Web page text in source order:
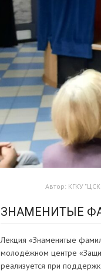
Автор: КГКУ
ЗНАМЕНИТЫЕ
Лекция «Знаменитые
молодёжном центре
реализуется при